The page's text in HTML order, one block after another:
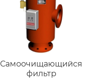
Самоочищающийся
фильтр